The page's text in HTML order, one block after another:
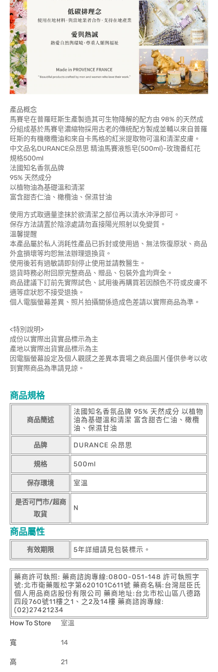
產品概念
馬賽皂在普羅旺斯生產製造其可生物降解的配方由 98% 的天然成
分組成基於馬賽皂濃縮物採用古老的傳統配方製成並輔以來自普羅
旺斯的有機橄欖油和來自卡馬格的紅米提取物可溫和清潔皮膚。
中文品名DURANCE朵昂思 精油馬賽液態皂(500ml)-玫瑰番紅花
規格500ml
法國知名香氛品牌
95% 天然成分
以植物油為基礎溫和清潔
富含甜杏仁油、橄欖油、保濕甘油
使用方式取適量塗抹於欲清潔之部位再以清水沖淨即可。
保存方法請置於陰涼處請勿直接陽光照射以免變質。
溫馨提醒
本產品屬於私人消耗性產品已拆封或使用過、無法恢復原狀、商品
外盒損壞等均恕無法辦理退換貨。
使用後若有過敏請即刻停止使用並請教醫生。
退貨時務必附回原完整商品、贈品、包裝外盒均齊全。
商品建議下訂前先實際試色、試用後再購買若因顏色不符或皮膚不
適等症狀恕不接受退換。
個人電腦螢幕差異、照片拍攝關係造成色差請以實際商品為準。
<特別說明>
成份以實際出貨實品標示為主
產地以實際出貨實品標示為主
因電腦螢幕設定及個人觀感之差異本賣場之商品圖片僅供參考以收
到實際商品為準請見諒。
商品規格
商品簡述
法國知名香氛品牌 95% 天然成分 以植物
油為基礎溫和清潔 富含甜杏仁油、橄欖
油、保濕甘油
品牌 DURANCE 朵昂思
規格 500ml
保存環境 室溫
是否可門市/超商
取貨
N
商品屬性
有效期限 5年詳細請見包裝標示。
藥商許可執照: 藥商諮詢專線:0800-051-148 許可執照字
號:北市衛藥販松字第620101C611號 藥商名稱:台灣屈臣氏
個人用品商店股份有限公司 藥商地址:台北市松山區八德路
四段760號11樓之1、之2及14樓 藥商諮詢專線:
(02)27421234
How To Store
室溫
寬 14
高 21